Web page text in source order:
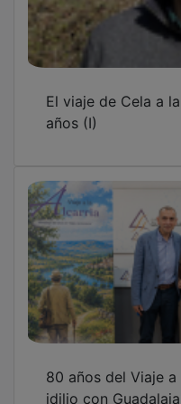
idilio con
Sigüenza mantiene
con el Maratón
OTRAS NOTICIAS